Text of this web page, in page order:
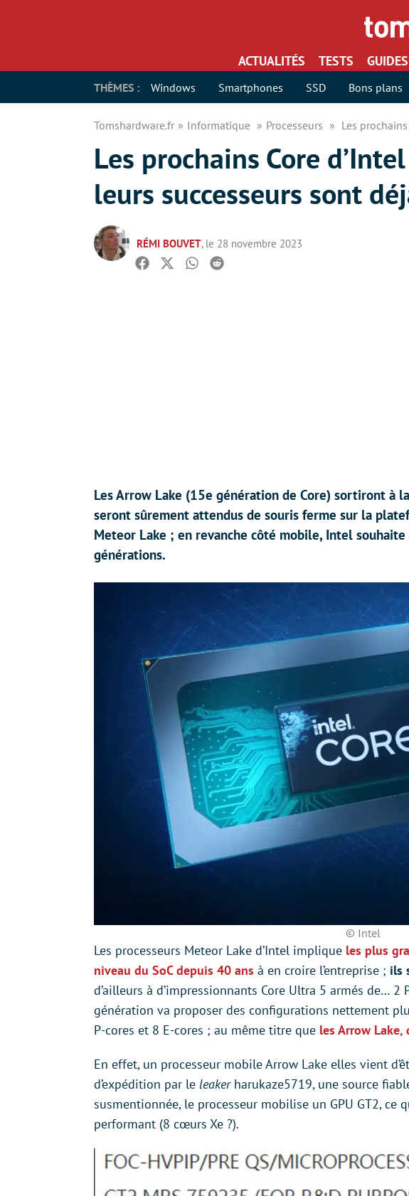
ACTUALITÉS TESTS
THÈMES : Windows Smartphones SSD Bons plans
Tomshardware.fr Informatique Processeurs Les
Les prochains Core
leurs successeurs sont
RÉMI BOUVET, le 28 novembre 2023
Facebook
TwitterWhatsapp
Reddit
Les Arrow Lake (15e génération de Core) sortiront à
seront sûrement attendus de souris ferme sur la
Meteor Lake ; en revanche côté mobile, Intel
générations.
© Intel
Les processeurs Meteor Lake d’Intel implique les plus
niveau du SoC depuis 40 ans à en croire l’entreprise ; ils
d’ailleurs à d’impressionnants Core Ultra 5 armés de… 2
génération va proposer des configurations nettement
P-cores et 8 E-cores ; au même titre que les Arrow
En effet, un processeur mobile Arrow Lake elles vient
d’expédition par le leakerharukaze5719, une source
susmentionnée, le processeur mobilise un GPU GT2, ce
performant (8 cœurs Xe ?).